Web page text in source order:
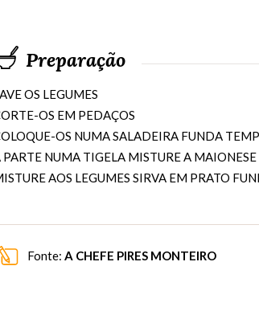
Preparação
OS LEGUMES
OS EM PEDAÇOS
OS NUMA SALADEIRA FUNDA
PARTE NUMA TIGELA MISTURE A
AOS LEGUMES SIRVA EM PRATO
Fonte: A CHEFE PIRES MONTEIRO